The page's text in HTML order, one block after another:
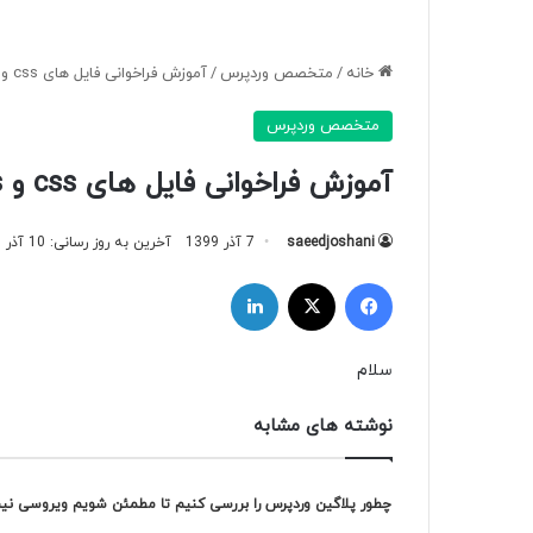
خانه / متخصص وردپرس /آموزش فراخوانی فایل های css و js در قالب وردپرس
متخصص وردپرس
آموزش فراخوانی فایل های css و js در قالب وردپرس
saeedjoshani 7 آذر 1399 آخرین به روز رسانی: 10 آذر 1399
سلام
نوشته های مشابه
چطور پلاگین وردپرس را بررسی کنیم تا مطمئن شویم ویروسی